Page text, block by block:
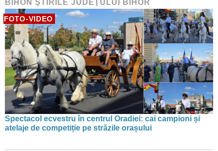
BIHON ŞTIRILE JUDEŢULUI BIHOR
FOTO-VIDEO
Spectacol ecvestru în centrul Oradiei: cai campioni și
atelaje de competiție pe străzile orașului